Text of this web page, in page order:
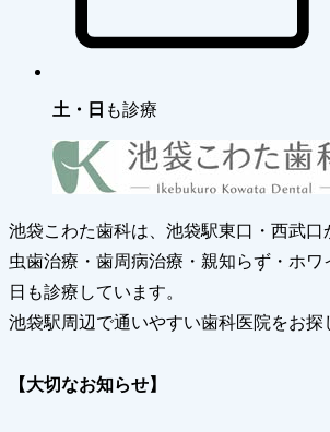
土・日 も診療
池袋こわた歯科は、池袋駅東口・西武口
虫歯治療・歯周病治療・親知らず・ホ
日も診療しています。
池袋駅周辺で通いやすい歯科医院をお
【大切なお知らせ】